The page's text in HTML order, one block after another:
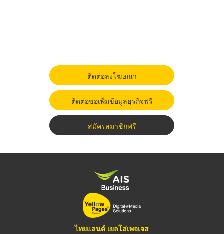
ติดต่อลงโฆษณา
ติดต่อขอเพิ่มข้อมูลธุรกิจฟรี
สมัครสมาชิกฟรี
ไทยแลนด์ เยลโล่เพจเจส